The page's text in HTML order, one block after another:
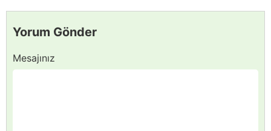
Yorum Gönder
Mesajınız